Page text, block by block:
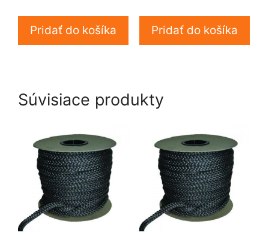
Pridať do košíka Pridať do košíka
Súvisiace produkty